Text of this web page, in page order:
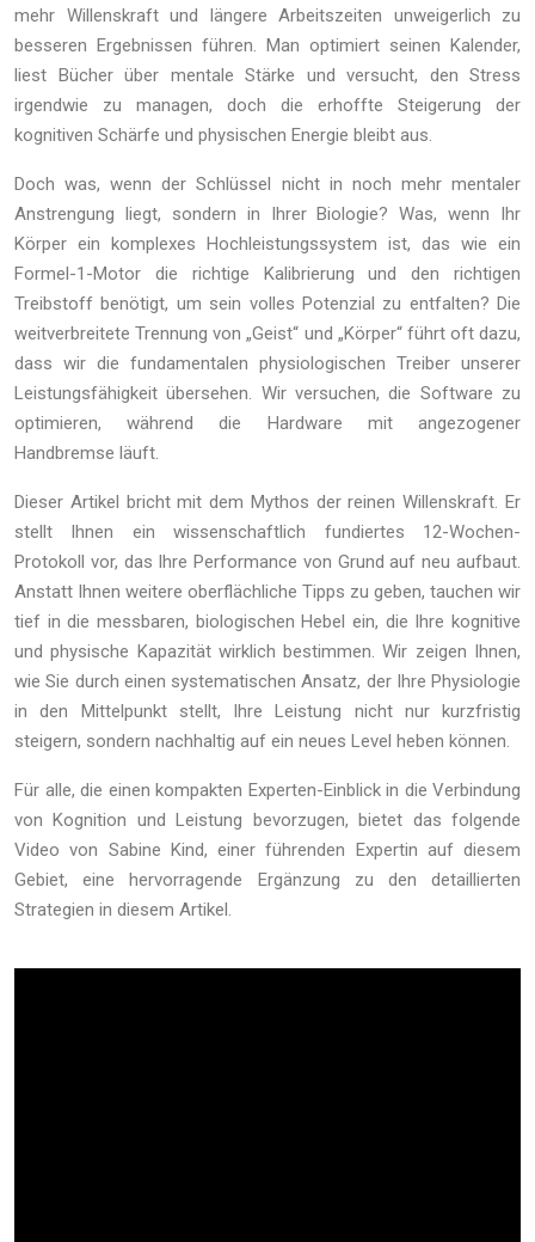
mehr Willenskraft und längere Arbeitszeiten unweigerlich zu
besseren Ergebnissen führen. Man optimiert seinen Kalender,
liest Bücher über mentale Stärke und versucht, den Stress
irgendwie zu managen, doch die erhoffte Steigerung der
kognitiven Schärfe und physischen Energie bleibt aus.
Doch was, wenn der Schlüssel nicht in noch mehr mentaler
Anstrengung liegt, sondern in Ihrer Biologie? Was, wenn Ihr
Körper ein komplexes Hochleistungssystem ist, das wie ein
Formel-1-Motor die richtige Kalibrierung und den richtigen
Treibstoff benötigt, um sein volles Potenzial zu entfalten? Die
weitverbreitete Trennung von „Geist“ und „Körper“ führt oft dazu,
dass wir die fundamentalen physiologischen Treiber unserer
Leistungsfähigkeit übersehen. Wir versuchen, die Software zu
optimieren, während die Hardware mit angezogener
Handbremse läuft.
Dieser Artikel bricht mit dem Mythos der reinen Willenskraft. Er
stellt Ihnen ein wissenschaftlich fundiertes 12-Wochen-
Protokoll vor, das Ihre Performance von Grund auf neu aufbaut.
Anstatt Ihnen weitere oberflächliche Tipps zu geben, tauchen wir
tief in die messbaren, biologischen Hebel ein, die Ihre kognitive
und physische Kapazität wirklich bestimmen. Wir zeigen Ihnen,
wie Sie durch einen systematischen Ansatz, der Ihre Physiologie
in den Mittelpunkt stellt, Ihre Leistung nicht nur kurzfristig
steigern, sondern nachhaltig auf ein neues Level heben können.
Für alle, die einen kompakten Experten-Einblick in die Verbindung
von Kognition und Leistung bevorzugen, bietet das folgende
Video von Sabine Kind, einer führenden Expertin auf diesem
Gebiet, eine hervorragende Ergänzung zu den detaillierten
Strategien in diesem Artikel.